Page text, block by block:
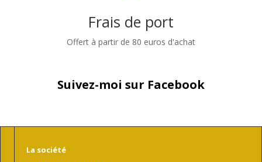
Frais de port
Offert à partir de 80 euros d'achat
Suivez-moi sur Facebook
La société